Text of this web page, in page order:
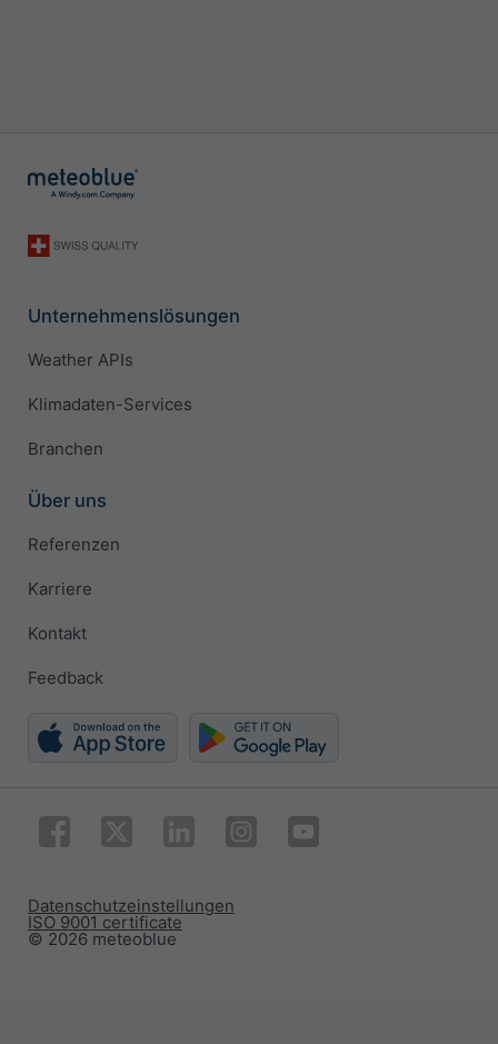
Unternehmenslösungen
Weather APIs
Klimadaten-Services
Branchen
Über uns
Referenzen
Karriere
Kontakt
Feedback
© 2026 meteoblue
ISO 9001 certificate
Datenschutzeinstellungen